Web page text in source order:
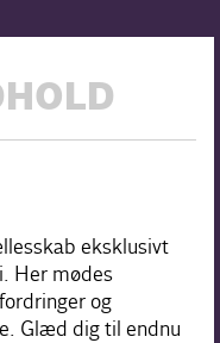
eksklusivt
Her mødes
og
Glæd dig til endnu